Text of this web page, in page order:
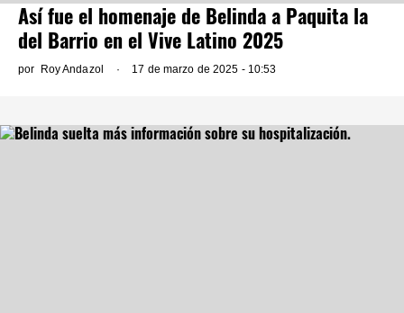
Así fue el homenaje de Belinda a Paquita la
del Barrio en el Vive Latino 2025
por Roy Andazol 17 de marzo de 2025 - 10:53